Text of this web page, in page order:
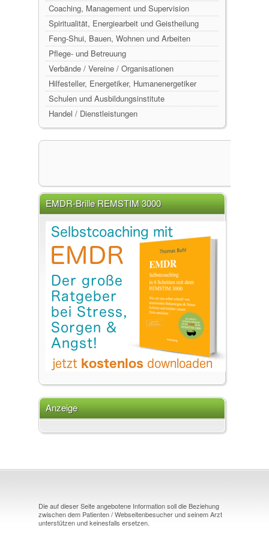
Coaching, Management und Supervision
Spiritualität, Energiearbeit und Geistheilung
Feng-Shui, Bauen, Wohnen und Arbeiten
Pflege- und Betreuung
Verbände / Vereine / Organisationen
Hilfesteller, Energetiker, Humanenergetiker
Schulen und Ausbildungsinstitute
Handel / Dienstleistungen
EMDR-Brille REMSTIM 3000
Anzeige
Die auf dieser Seite angebotene Information soll die Beziehung
zwischen dem Patienten / Webseitenbesucher und seinem Arzt
unterstützen und keinesfalls ersetzen.